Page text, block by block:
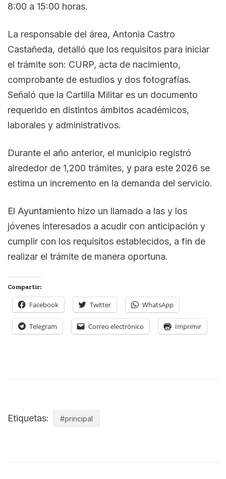
8:00 a 15:00 horas.
La responsable del área, Antonia Castro
Castañeda, detalló que los requisitos para iniciar
el trámite son: CURP, acta de nacimiento,
comprobante de estudios y dos fotografías.
Señaló que la Cartilla Militar es un documento
requerido en distintos ámbitos académicos,
laborales y administrativos.
Durante el año anterior, el municipio registró
alrededor de 1,200 trámites, y para este 2026 se
estima un incremento en la demanda del servicio.
El Ayuntamiento hizo un llamado a las y los
jóvenes interesados a acudir con anticipación y
cumplir con los requisitos establecidos, a fin de
realizar el trámite de manera oportuna.
Compartir:
Facebook Twitter WhatsApp
Telegram Correo electrónico Imprimir
Etiquetas: #principal